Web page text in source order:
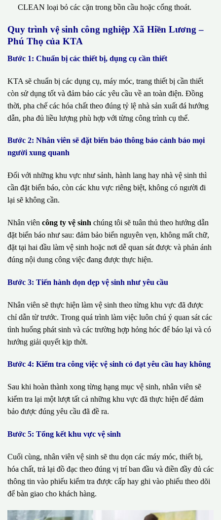
CLEAN loại bỏ các cặn trong bồn cầu hoặc cống thoát.
Quy trình vệ sinh công nghiệp Xã Hiền Lương –
Phú Thọ của KTA
Bước 1: Chuẩn bị các thiết bị, dụng cụ cần thiết
KTA sẽ chuẩn bị các dụng cụ, máy móc, trang thiết bị cần thiết
còn sử dụng tốt và đảm bảo các yêu cầu về an toàn điện. Đồng
thời, pha chế các hóa chất theo đúng tỷ lệ nhà sản xuất đá hướng
dẫn, pha đủ liều lượng phù hợp với từng công trình cụ thể.
Bước 2: Nhân viên sẽ đặt biển báo thông báo cảnh báo mọi
người xung quanh
Đối với những khu vực như sảnh, hành lang hay nhà vệ sinh thì
cần đặt biển báo, còn các khu vực riêng biệt, không có người đi
lại sẽ không cần.
Nhân viên công ty vệ sinh chúng tôi sẽ tuân thủ theo hướng dẫn
đặt biển báo như sau: đảm bảo biển nguyên vẹn, không mất chữ,
đặt tại hai đầu làm vệ sinh hoặc nơi dễ quan sát được và phản ánh
đúng nội dung công việc đang được thực hiện.
Bước 3: Tiến hành dọn dẹp vệ sinh như yêu cầu
Nhân viên sẽ thực hiện làm vệ sinh theo từng khu vực đã được
chỉ dẫn từ trước. Trong quá trình làm việc luôn chú ý quan sát các
tình huống phát sinh và các trường hợp hỏng hóc để báo lại và có
hướng giải quyết kịp thời.
Bước 4: Kiểm tra công việc vệ sinh có đạt yêu cầu hay không
Sau khi hoàn thành xong từng hạng mục vệ sinh, nhân viên sẽ
kiểm tra lại một lượt tất cả những khu vực đã thực hiện để đảm
bảo được đúng yêu cầu đã đề ra.
Bước 5: Tổng kết khu vực vệ sinh
Cuối cùng, nhân viên vệ sinh sẽ thu dọn các máy móc, thiết bị,
hóa chất, trả lại đồ đạc theo đúng vị trí ban đầu và điền đầy đủ các
thông tin vào phiếu kiểm tra được cấp hay ghi vào phiếu theo dõi
để bàn giao cho khách hàng.